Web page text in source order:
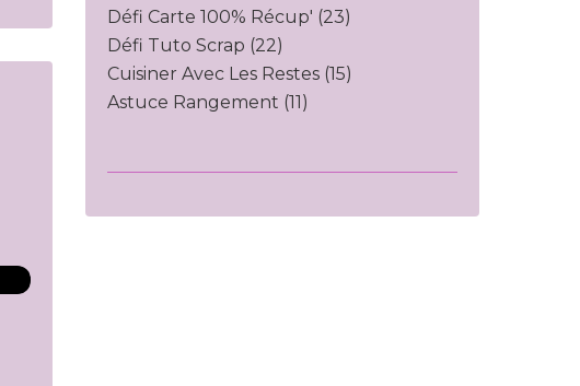
Défi Carte 100% Récup' (23)
Défi Tuto Scrap (22)
Cuisiner Avec Les Restes (15)
Astuce Rangement (11)